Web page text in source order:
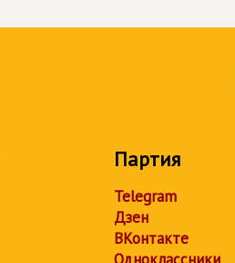
Партия
Telegram
Дзен
ВКонтакте